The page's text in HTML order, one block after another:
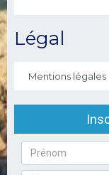
Légal
Mentions légales